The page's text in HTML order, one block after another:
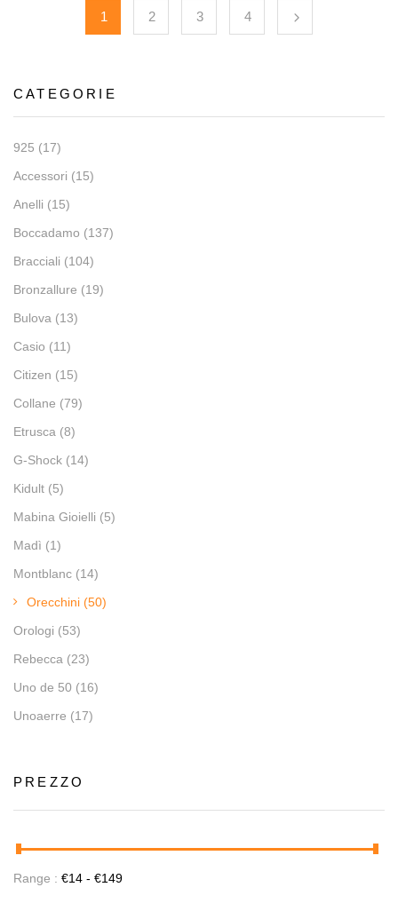
CATEGORIE
925 (17)
Accessori (15)
Anelli (15)
Boccadamo (137)
Bracciali (104)
Bronzallure (19)
Bulova (13)
Casio (11)
Citizen (15)
Collane (79)
Etrusca (8)
G-Shock (14)
Kidult (5)
Mabina Gioielli (5)
Madì (1)
Montblanc (14)
Orecchini (50)
Orologi (53)
Rebecca (23)
Uno de 50 (16)
Unoaerre (17)
PREZZO
Range : €14 - €149
1 2 3 4